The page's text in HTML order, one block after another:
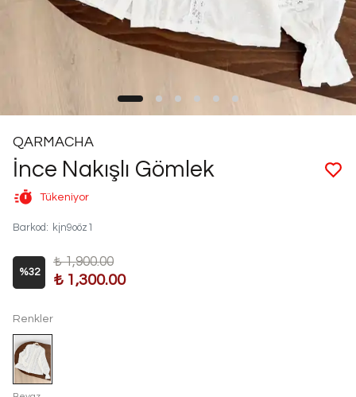
QARMACHA
İnce Nakışlı Gömlek
Tükeniyor
Barkod : kjn9oöz1
%32
₺ 1,900.00
₺ 1,300.00
Renkler